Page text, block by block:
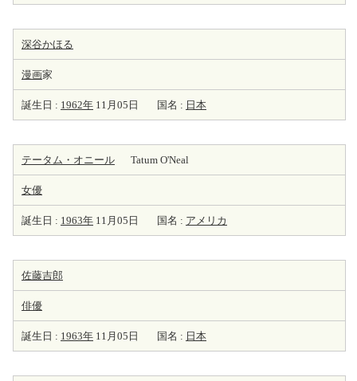
深谷かほる
漫画家
誕生日 : 1962年 11月05日 国名 : 日本
テータム・オニール Tatum O'Neal
女優
誕生日 : 1963年 11月05日 国名 : アメリカ
佐藤吉郎
俳優
誕生日 : 1963年 11月05日 国名 : 日本